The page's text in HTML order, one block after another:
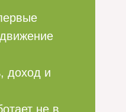
доход и
не в